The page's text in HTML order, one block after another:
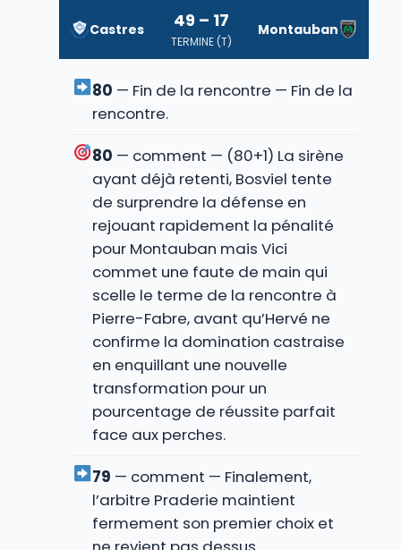
Castres 49 – 17
TERMINE (T)
Montauban
80 — Fin de la rencontre — Fin de la
rencontre.
80 — comment — (80+1) La sirène
ayant déjà retenti, Bosviel tente
de surprendre la défense en
rejouant rapidement la pénalité
pour Montauban mais Vici
commet une faute de main qui
scelle le terme de la rencontre à
Pierre-Fabre, avant qu’Hervé ne
confirme la domination castraise
en enquillant une nouvelle
transformation pour un
pourcentage de réussite parfait
face aux perches.
79 — comment — Finalement,
l’arbitre Praderie maintient
fermement son premier choix et